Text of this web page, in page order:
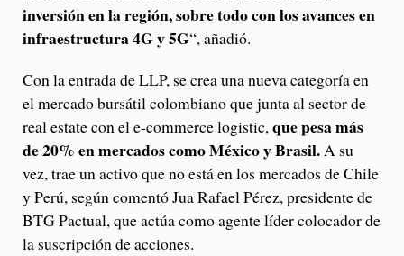
inversión en la región, sobre todo con los avances en
infraestructura 4G y 5G“, añadió.
Con la entrada de LLP, se crea una nueva categoría en
el mercado bursátil colombiano que junta al sector de
real estate con el e-commerce logistic,que pesa más
de 20% en mercados como México y Brasil.A su
vez, trae un activo que no está en los mercados de Chile
y Perú, según comentó Jua Rafael Pérez, presidente de
BTG Pactual, que actúa como agente líder colocador de
la suscripción de acciones.